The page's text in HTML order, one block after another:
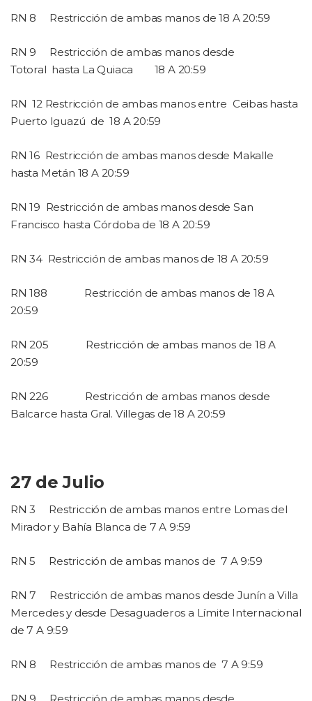
RN 8 Restricción de ambas manos de 18 A 20:59
RN 9
Restricción de ambas manos desde
Totoral hasta La Quiaca 18 A 20:59
RN 12 Restricción de ambas manos entre Ceibas hasta
Puerto Iguazú de 18 A 20:59
RN 16 Restricción de ambas manos desde Makalle
hasta Metán 18 A 20:59
RN 19 Restricción de ambas manos desde San
Francisco hasta Córdoba de 18 A 20:59
RN 34 Restricción de ambas manos de 18 A 20:59
RN 188
Restricción de ambas manos de 18 A
20:59
RN 205
Restricción de ambas manos de 18 A
20:59
RN 226
Restricción de ambas manos desde
Balcarce hasta Gral. Villegas de 18 A 20:59
27 de Julio
RN 3
Restricción de ambas manos entre Lomas del
Mirador y Bahía Blanca de 7 A 9:59
RN 5 Restricción de ambas manos de 7 A 9:59
RN 7
Restricción de ambas manos desde Junín a Villa
Mercedes y desde Desaguaderos a Límite Internacional
de 7 A 9:59
RN 8 Restricción de ambas manos de 7 A 9:59